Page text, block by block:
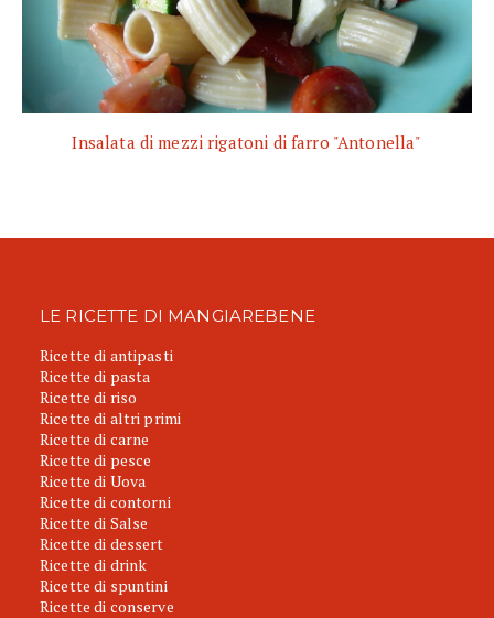
Insalata di mezzi rigatoni di farro "Antonella"
LE RICETTE DI MANGIAREBENE
Ricette di antipasti
Ricette di pasta
Ricette di riso
Ricette di altri primi
Ricette di carne
Ricette di pesce
Ricette di Uova
Ricette di contorni
Ricette di Salse
Ricette di dessert
Ricette di drink
Ricette di spuntini
Ricette di conserve